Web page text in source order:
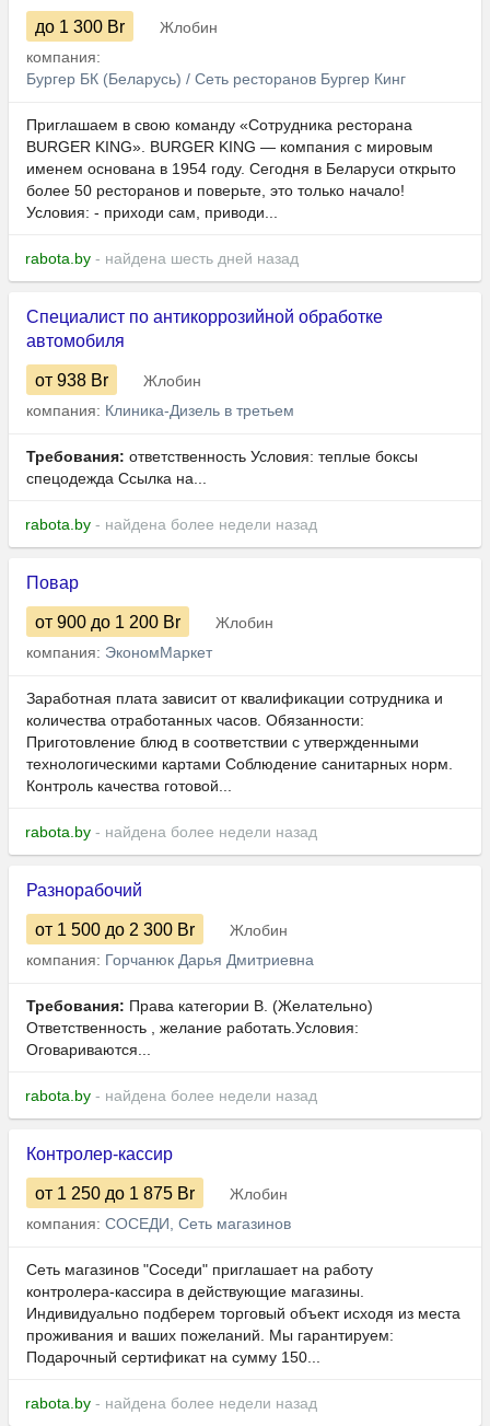
до 1 300 Br
Жлобин
компания:
Бургер БК (Беларусь) / Сеть ресторанов Бургер Кинг
Приглашаем в свою команду «Сотрудника ресторана
BURGER KING». BURGER KING — компания с мировым
именем основана в 1954 году. Сегодня в Беларуси открыто
более 50 ресторанов и поверьте, это только начало!
Условия: - приходи сам, приводи...
rabota.by - найдена шесть дней назад
Специалист по антикоррозийной обработке
автомобиля
от 938 Br
Жлобин
компания: Клиника-Дизель в третьем
Требования: ответственность Условия: теплые боксы
спецодежда Ссылка на...
rabota.by - найдена более недели назад
Повар
от 900 до 1 200 Br
Жлобин
компания: ЭкономМаркет
Заработная плата зависит от квалификации сотрудника и
количества отработанных часов. Обязанности:
Приготовление блюд в соответствии с утвержденными
технологическими картами Соблюдение санитарных норм.
Контроль качества готовой...
rabota.by - найдена более недели назад
Разнорабочий
от 1 500 до 2 300 Br
Жлобин
компания: Горчанюк Дарья Дмитриевна
Требования: Права категории B. (Желательно)
Ответственность , желание работать.Условия:
Оговариваются...
rabota.by - найдена более недели назад
Контролер-кассир
от 1 250 до 1 875 Br
Жлобин
компания: СОСЕДИ, Сеть магазинов
Сеть магазинов "Соседи" приглашает на работу
контролера-кассира в действующие магазины.
Индивидуально подберем торговый объект исходя из места
проживания и ваших пожеланий. Мы гарантируем:
Подарочный сертификат на сумму 150...
rabota.by - найдена более недели назад